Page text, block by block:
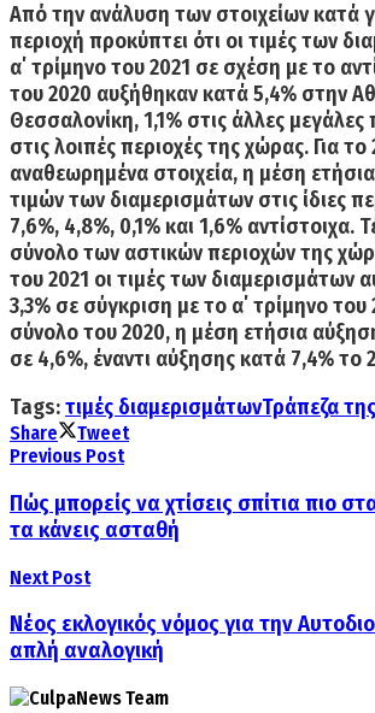
Από την ανάλυση των στοιχείων κατά
περιοχή προκύπτει ότι οι τιμές των
α΄ τρίμηνο του 2021 σε σχέση με το
του 2020 αυξήθηκαν κατά5,4% στην
Θεσσαλονίκη, 1,1% στις άλλες μεγάλες
στις λοιπές περιοχές της χώρας. Για
αναθεωρημένα στοιχεία, η μέση
τιμών των διαμερισμάτων στις ίδιες
7,6%, 4,8%, 0,1% και 1,6% αντίστοιχα.
σύνολο των αστικών περιοχών της
του 2021 οι τιμές των διαμερισμάτων
3,3% σε σύγκριση με το α΄ τρίμηνο του
σύνολο του 2020, η μέση ετήσια
σε 4,6%, έναντι αύξησης κατά 7,4% το
Tags:τιμές διαμερισμάτωνΤράπεζα
Share
Tweet
Previous Post
Πώς μπορείς να χτίσεις σπίτια πιο
τα κάνεις ασταθή
Next Post
Νέος εκλογικός νόμος για την
απλή αναλογική